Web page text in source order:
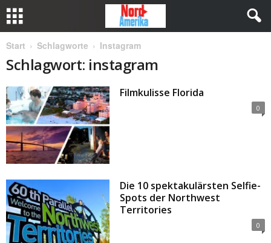
Start Schlagworte Instagram
Schlagwort: instagram
Filmkulisse Florida
0
Die 10 spektakulärsten Selfie-
Spots der Northwest
Territories
0